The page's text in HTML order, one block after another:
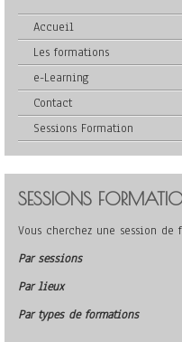
Accueil
Les formations
e-Learning
Contact
Sessions Formation
SESSIONS
Vous cherchez une session de
Par sessions
Par lieux
Par types de formations